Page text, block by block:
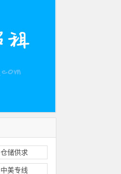
仓储供求
中美专线